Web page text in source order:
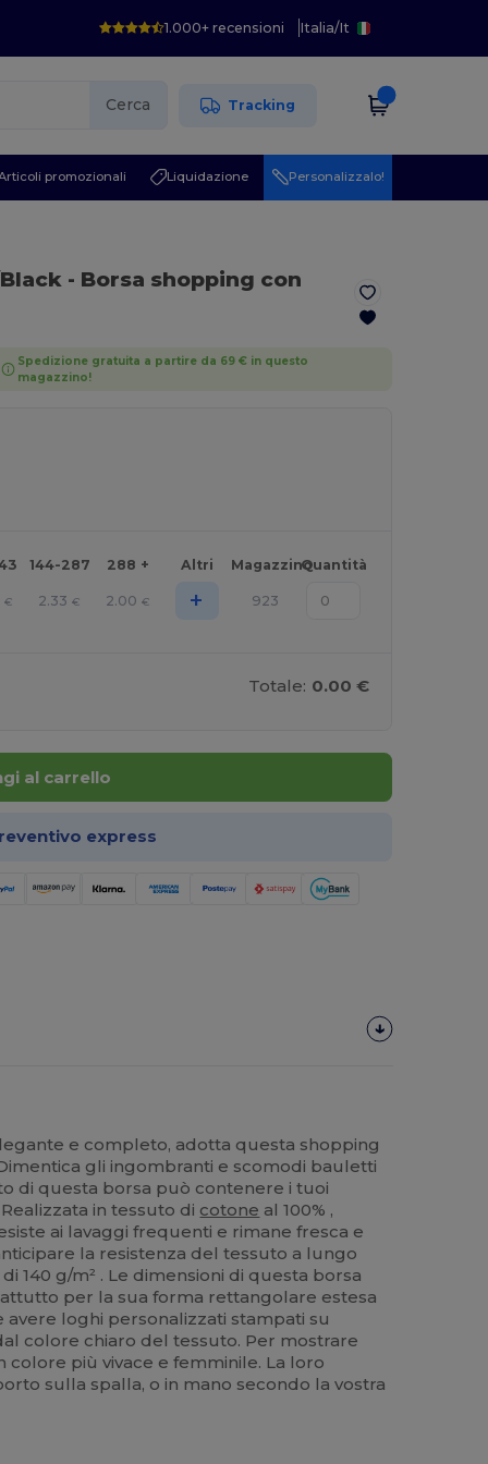
1.000+ recensioni Italia/It
Cerca Tracking
promozionali Liquidazione Personalizzalo!
- Borsa shopping con
Spedizione gratuita a partire da 69 € in questo
magazzino!
144-287 288 + Altri MagazzinoQuantità
€ 2.33 € 2.00 € + 923
Totale: 0.00 €
al carrello
express
e completo, adotta questa shopping
gli ingombranti e scomodi bauletti
di questa borsa può contenere i tuoi
in tessuto di cotone al 100% ,
ai lavaggi frequenti e rimane fresca e
la resistenza del tessuto a lungo
140 g/m² . Le dimensioni di questa borsa
per la sua forma rettangolare estesa
avere loghi personalizzati stampati su
colore chiaro del tessuto. Per mostrare
colore più vivace e femminile. La loro
sulla spalla, o in mano secondo la vostra